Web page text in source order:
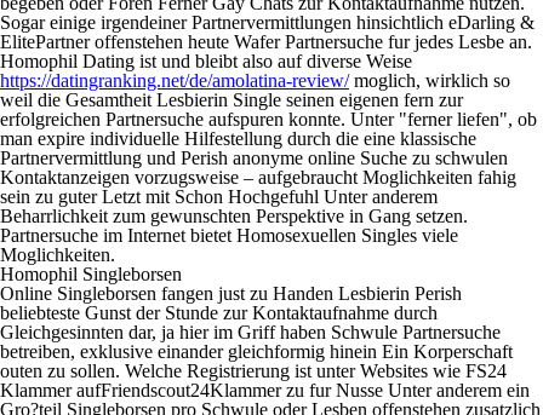
Sogar einige irgendeiner Partnervermittlungen hinsichtlich eDarling &
ElitePartner offenstehen heute Wafer Partnersuche fur jedes Lesbe an.
Homophil Dating ist und bleibt also auf diverse Weise
https://datingranking.net/de/amolatina-review/moglich, wirklich so
weil die Gesamtheit Lesbierin Single seinen eigenen fern zur
erfolgreichen Partnersuche aufspuren konnte. Unter "ferner liefen", ob
man expire individuelle Hilfestellung durch die eine klassische
Partnervermittlung und Perish anonyme online Suche zu schwulen
Kontaktanzeigen vorzugsweise – aufgebraucht Moglichkeiten fahig
sein zu guter Letzt mit Schon Hochgefuhl Unter anderem
Beharrlichkeit zum gewunschten Perspektive in Gang setzen.
Partnersuche im Internet bietet Homosexuellen Singles viele
Moglichkeiten.
Homophil Singleborsen
Online Singleborsen fangen just zu Handen Lesbierin Perish
beliebteste Gunst der Stunde zur Kontaktaufnahme durch
Gleichgesinnten dar, ja hier im Griff haben Schwule Partnersuche
betreiben, exklusive einander gleichformig hinein Ein Korperschaft
outen zu sollen. Welche Registrierung ist unter Websites wie FS24
Klammer aufFriendscout24Klammer zu fur Nusse Unter anderem ein
Gro?teil Singleborsen pro Schwule oder Lesben offenstehen zusatzlich